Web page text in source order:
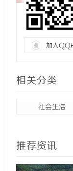
加入QQ
相关分类
社会生活
推荐资讯